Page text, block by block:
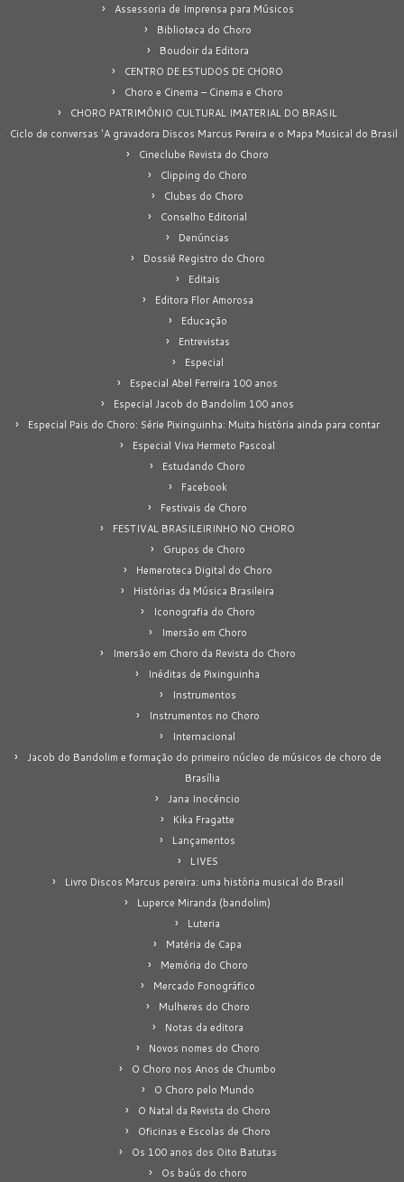
Assessoria de Imprensa para Músicos
Biblioteca do Choro
Boudoir da Editora
CENTRO DE ESTUDOS DE CHORO
Choro e Cinema – Cinema e Choro
CHORO PATRIMÔNIO CULTURAL IMATERIAL DO BRASIL
Ciclo de conversas 'A gravadora Discos Marcus Pereira e o Mapa Musical do Brasil
Cineclube Revista do Choro
Clipping do Choro
Clubes do Choro
Conselho Editorial
Denúncias
Dossiê Registro do Choro
Editais
Editora Flor Amorosa
Educação
Entrevistas
Especial
Especial Abel Ferreira 100 anos
Especial Jacob do Bandolim 100 anos
Especial Pais do Choro: Série Pixinguinha: Muita história ainda para contar
Especial Viva Hermeto Pascoal
Estudando Choro
Facebook
Festivais de Choro
FESTIVAL BRASILEIRINHO NO CHORO
Grupos de Choro
Hemeroteca Digital do Choro
Histórias da Música Brasileira
Iconografia do Choro
Imersão em Choro
Imersão em Choro da Revista do Choro
Inéditas de Pixinguinha
Instrumentos
Instrumentos no Choro
Internacional
Jacob do Bandolim e formação do primeiro núcleo de músicos de choro de
Brasília
Jana Inocêncio
Kika Fragatte
Lançamentos
LIVES
Livro Discos Marcus pereira: uma história musical do Brasil
Luperce Miranda (bandolim)
Luteria
Matéria de Capa
Memória do Choro
Mercado Fonográfico
Mulheres do Choro
Notas da editora
Novos nomes do Choro
O Choro nos Anos de Chumbo
O Choro pelo Mundo
O Natal da Revista do Choro
Oficinas e Escolas de Choro
Os 100 anos dos Oito Batutas
Os baús do choro